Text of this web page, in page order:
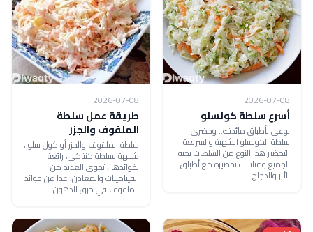
2026-07-08
أسرع سلطة كولسلو
نوعي بأطباق مائدتك.. وحضري
سلطة الكولسلو الشهية والسريعة
التحضير هذا النوع من السلطات يحبه
الجميع ومناسب تحضيره مع أطباق
الأرز والدجاج
2026-07-08
طريقة عمل سلطة
الملفوف والجزر
سلطة الملفوف والجزر أو كول سلو ،
شبيهة بسلطة كنتاكي، رائعة
بفوائدها ، تحوي العديد من
الفيتامينات والمعادن، عدا عن فوائد
الملفوف في حرق الدهون .